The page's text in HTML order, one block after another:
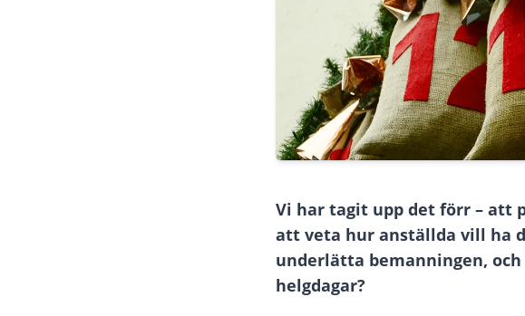
Vi har tagit upp det förr – att
att veta hur anställda vill ha
underlätta bemanningen,
helgdagar?